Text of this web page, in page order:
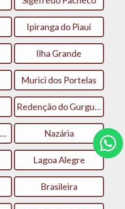
Ipiranga do Piauí
Ilha Grande
Murici dos Portelas
Redenção do Gurgueia
Nossa Senhora dos Remédios Nazária
Lagoa Alegre
Brasileira